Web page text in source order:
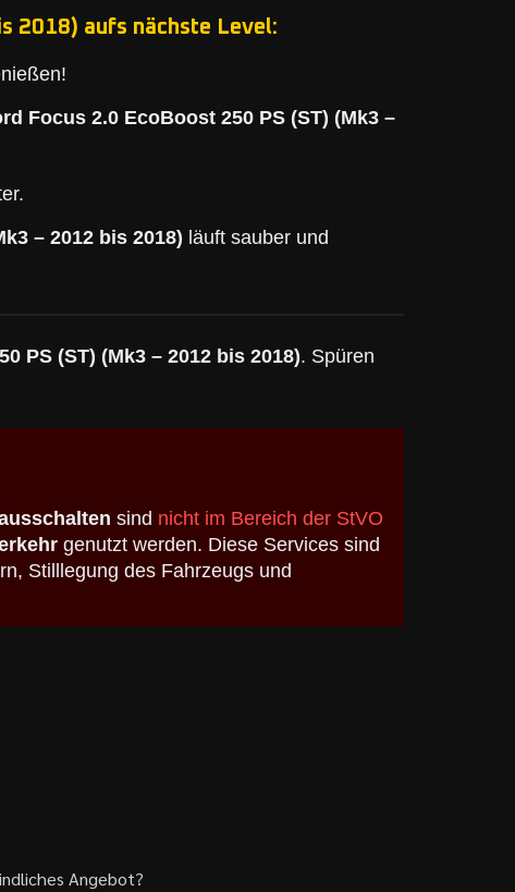
2018) aufs nächste Level:
Focus 2.0 EcoBoost 250 PS (ST) (Mk3 –
– 2012 bis 2018) läuft sauber und
PS (ST) (Mk3 – 2012 bis 2018). Spüren
sind nicht im Bereich der StVO
genutzt werden. Diese Services sind
Stilllegung des Fahrzeugs und
Angebot?